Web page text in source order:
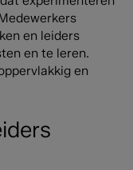
en leiders
en te leren.
en